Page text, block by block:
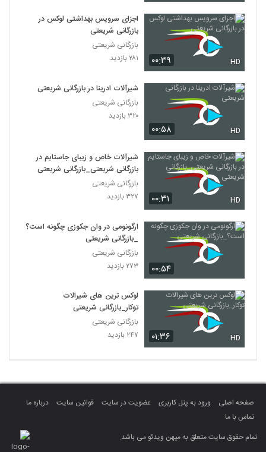
۰۰:۳۹ HD
اجزای سرویس بهداشتی لوکس در
بازرگانی شریعتی
بازرگانی شریعتی
۲۸۱ بازدید
۰۰:۵۸ HD
شیرآلات ادرینا در بازرگانی شریعتی
بازرگانی شریعتی
۳۲۰ بازدید
۰۰:۳۱ HD
شیرآلات خاص و زیبای جاستایم در
بازرگانی شریعتی_بازرگانی شریعتی
بازرگانی شریعتی
۳۲۷ بازدید
۰۰:۵۴
ارگونومی در وان جکوزی چگونه است؟
_بازرگانی شریعتی
بازرگانی شریعتی
۲۷۳ بازدید
۰۱:۳۶ HD
لوکس ترین های شیرالات
توکار_بازرگانی شریعتی
بازرگانی شریعتی
۲۴۷ بازدید
صفحه اصلی ورود به پنل کاربری عضویت در سایت قوانین سایت
درباره ما
تماس با ما
تمام حقوق سایت متعلق به میهن ویدئو می باشد.